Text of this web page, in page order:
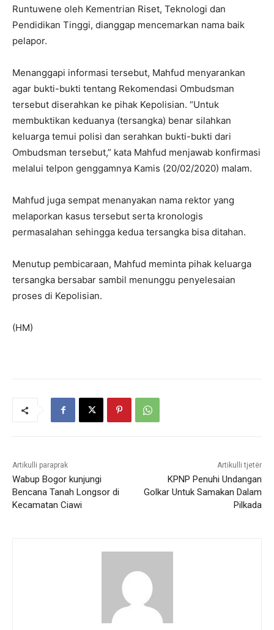
Runtuwene oleh Kementrian Riset, Teknologi dan
Pendidikan Tinggi, dianggap mencemarkan nama baik
pelapor.
Menanggapi informasi tersebut, Mahfud menyarankan
agar bukti-bukti tentang Rekomendasi Ombudsman
tersebut diserahkan ke pihak Kepolisian. “Untuk
membuktikan keduanya (tersangka) benar silahkan
keluarga temui polisi dan serahkan bukti-bukti dari
Ombudsman tersebut,” kata Mahfud menjawab konfirmasi
melalui telpon genggamnya Kamis (20/02/2020) malam.
Mahfud juga sempat menanyakan nama rektor yang
melaporkan kasus tersebut serta kronologis
permasalahan sehingga kedua tersangka bisa ditahan.
Menutup pembicaraan, Mahfud meminta pihak keluarga
tersangka bersabar sambil menunggu penyelesaian
proses di Kepolisian.
(HM)
Artikulli paraprak
Wabup Bogor kunjungi
Bencana Tanah Longsor di
Kecamatan Ciawi
Artikulli tjetër
KPNP Penuhi Undangan
Golkar Untuk Samakan Dalam
Pilkada